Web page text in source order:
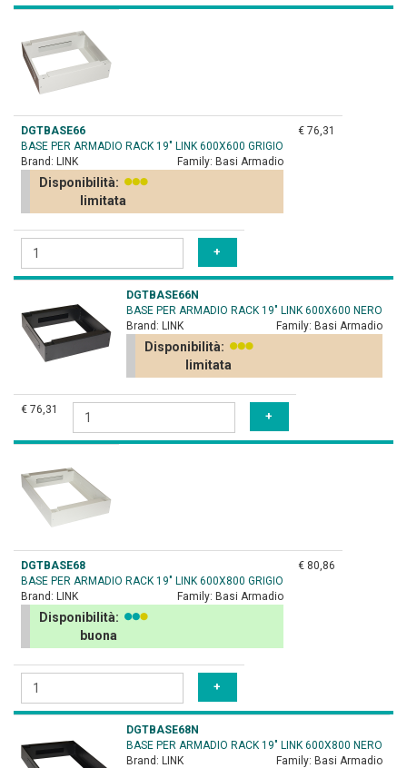
DGTBASE66
BASE PER ARMADIO RACK 19" LINK 600X600 GRIGIO
Brand: LINK Family: Basi Armadio
Disponibilità:
limitata
€ 76,31
DGTBASE66N
BASE PER ARMADIO RACK 19" LINK 600X600 NERO
Brand: LINK Family: Basi Armadio
Disponibilità:
limitata
€ 76,31
DGTBASE68
BASE PER ARMADIO RACK 19" LINK 600X800 GRIGIO
Brand: LINK Family: Basi Armadio
Disponibilità:
buona
€ 80,86
DGTBASE68N
BASE PER ARMADIO RACK 19" LINK 600X800 NERO
Brand: LINK Family: Basi Armadio